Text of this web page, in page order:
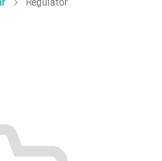
Regulator